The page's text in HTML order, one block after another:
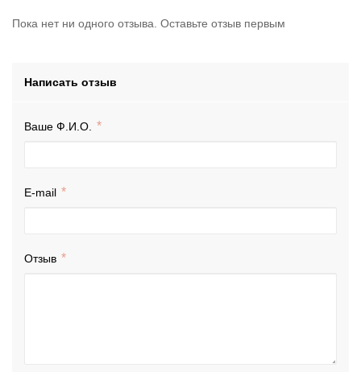
Пока нет ни одного отзыва. Оставьте отзыв первым
Написать отзыв
Ваше Ф.И.О.
E-mail
Отзыв